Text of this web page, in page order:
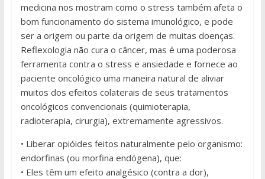
medicina nos mostram como o stress também afeta o
bom funcionamento do sistema imunológico, e pode
ser a origem ou parte da origem de muitas doenças.
Reflexologia não cura o câncer, mas é uma poderosa
ferramenta contra o stress e ansiedade e fornece ao
paciente oncológico uma maneira natural de aliviar
muitos dos efeitos colaterais de seus tratamentos
oncológicos convencionais (quimioterapia,
radioterapia, cirurgia), extremamente agressivos.
• Liberar opióides feitos naturalmente pelo organismo:
endorfinas (ou morfina endógena), que:
• Eles têm um efeito analgésico (contra a dor),